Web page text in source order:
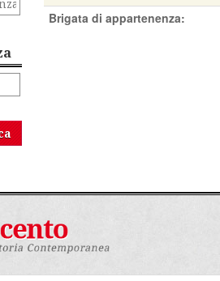
Brigata di appartenenza: